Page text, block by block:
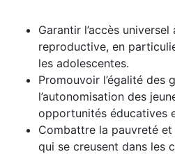
Garantir l’accès
reproductive, en
les adolescentes.
Promouvoir l’égalité des
l’autonomisation des
opportunités éducatives
Combattre la pauvreté
qui se creusent dans les